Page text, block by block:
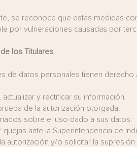
se reconoce que estas medidas
por vulneraciones causadas por
los Titulares
de datos personales tienen derecho
actualizar y rectificar su información.
de la autorización otorgada.
sobre el uso dado a sus datos.
quejas ante la Superintendencia de
autorización y/o solicitar la